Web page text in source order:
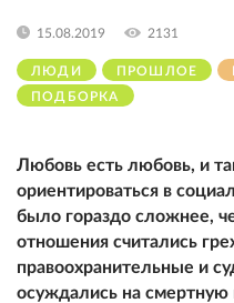
ЛЮДИ ПРОШЛОЕ
ПОДБОРКА
15.08.2019 2131
Любовь есть любовь, и
ориентироваться в
было гораздо сложнее,
отношения считались
правоохранительные и
осуждались на